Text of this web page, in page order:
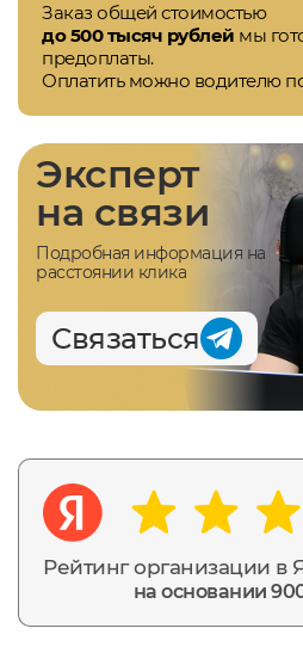
Заказ общей стоимостью
до 500 тысяч рублей мы
предоплаты.
Оплатить можно водителю
Рейтинг организации в
на основании
Эксперт
на связи
Подробная информация на
расстоянии клика
Связаться